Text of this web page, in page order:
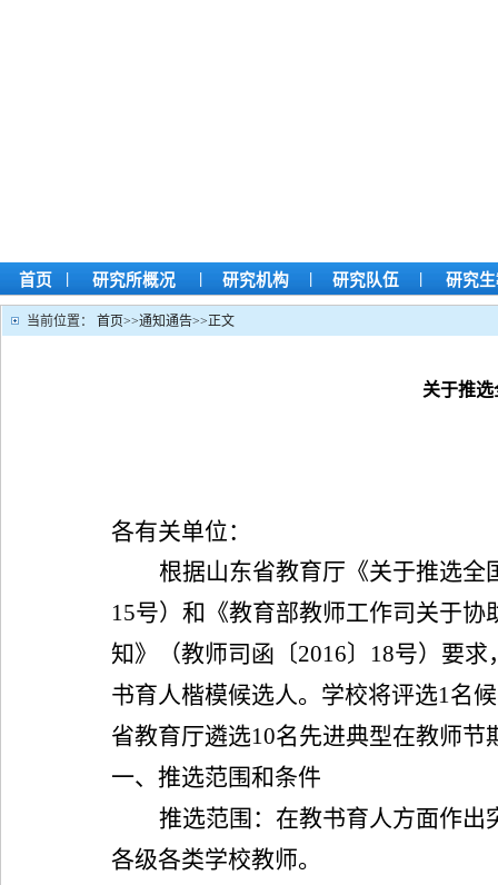
首页 | 研究所概况 | 研究机构 | 研究队伍 | 研究
当前位置： 首页>>通知通告>>正文
关于推
各有关单位：
根据山东省教育厅《关于推选
15号）和 《教育部教师工作司关于
知》（教师司函〔2016〕 18号）要求
书育人楷模候选人。学校将评选1名
省教育厅遴选10名先进典型在教师节
一、推选范围和条件
推选范围：在教书育人方面作
各级各类学校教师。